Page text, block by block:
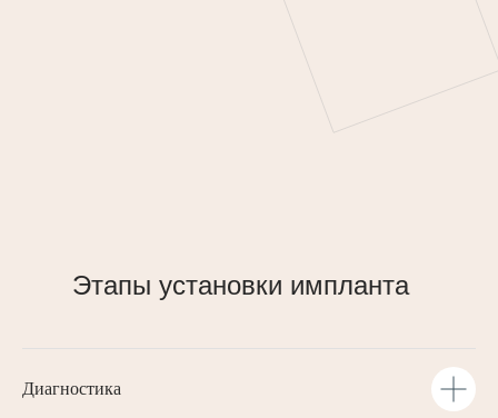
Этапы установки импланта
Диагностика